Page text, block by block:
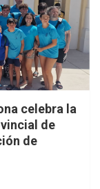
celebra la
de
de